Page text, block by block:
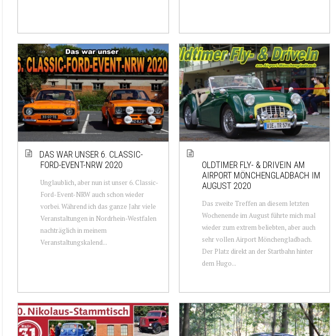
DAS WAR UNSER 6. CLASSIC-
FORD-EVENT-NRW 2020
Unglaublich, aber nun ist unser 6. Classic-
Ford-Event-NRW auch schon wieder
vorbei. Während ich das ganze Jahr viele
Veranstaltungen in Nordrhein-Westfalen
nachträglich in meinem
Veranstaltungskalend...
OLDTIMER FLY- & DRIVEIN AM
AIRPORT MÖNCHENGLADBACH IM
AUGUST 2020
Das zweite Treffen an diesem letzten
Wochenende im August führte mich mal
wieder zum extrem beliebten, aber auch
sehr vollen Airport Mönchengladbach.
Der Platz direkt an der Startbahn hinter
dem Hugo...